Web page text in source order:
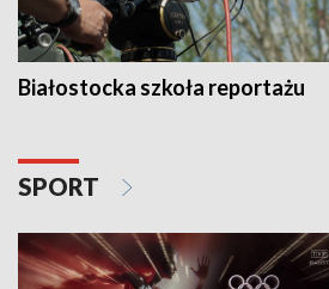
Białostocka szkoła reportażu
SPORT